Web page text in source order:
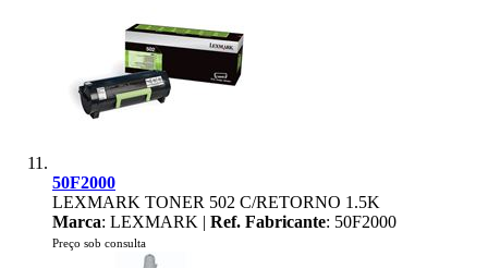
50F2000
LEXMARK TONER 502 C/RETORNO 1.5K
Marca: LEXMARK | Ref. Fabricante: 50F2000
Preço sob consulta